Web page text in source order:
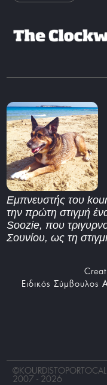
Εμπνευστής του
την πρώτη στιγμή
Soozie, που
Σουνίου, ως τη
Ειδικός Σύμβουλος
©
2007 - 2026